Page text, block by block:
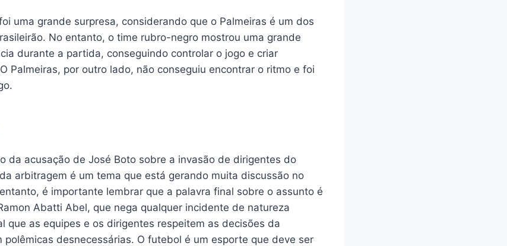
uma grande surpresa, considerando que o Palmeiras é um dos
No entanto, o time rubro-negro mostrou uma grande
durante a partida, conseguindo controlar o jogo e criar
Palmeiras, por outro lado, não conseguiu encontrar o ritmo e foi
da acusação de José Boto sobre a invasão de dirigentes do
arbitragem é um tema que está gerando muita discussão no
é importante lembrar que a palavra final sobre o assunto é
Abatti Abel, que nega qualquer incidente de natureza
que as equipes e os dirigentes respeitem as decisões da
polêmicas desnecessárias. O futebol é um esporte que deve ser